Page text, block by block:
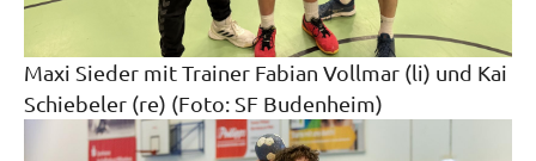
Maxi Sieder mit Trainer Fabian Vollmar (li) und Kai
Schiebeler (re) (Foto: SF Budenheim)